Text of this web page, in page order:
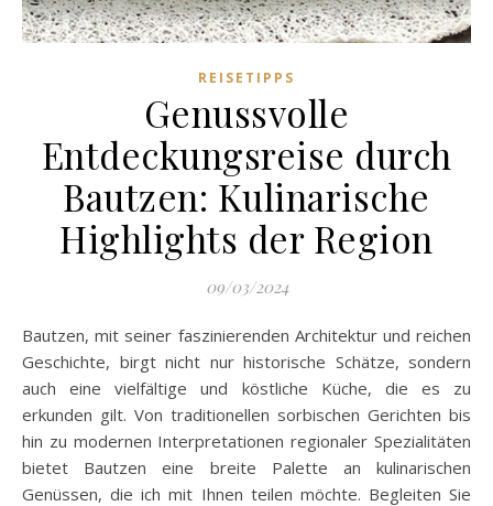
REISETIPPS
Genussvolle
Entdeckungsreise durch
Bautzen: Kulinarische
Highlights der Region
09/03/2024
Bautzen, mit seiner faszinierenden Architektur und reichen
Geschichte, birgt nicht nur historische Schätze, sondern
auch eine vielfältige und köstliche Küche, die es zu
erkunden gilt. Von traditionellen sorbischen Gerichten bis
hin zu modernen Interpretationen regionaler Spezialitäten
bietet Bautzen eine breite Palette an kulinarischen
Genüssen, die ich mit Ihnen teilen möchte. Begleiten Sie